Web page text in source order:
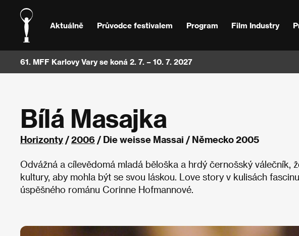
Aktuálně Průvodce festivalem Program Film Industry
61. MFF Karlovy Vary se koná 2. 7. – 10. 7. 2027
Bílá Masajka
Horizonty /2006 / Die weisse Massai / Německo 2005
Odvážná a cílevědomá mladá běloška a hrdý černošský válečník,
kultury, aby mohla být se svou láskou. Love story v kulisách
úspěšného románu Corinne Hofmannové.